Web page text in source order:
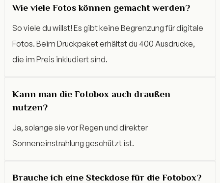
Wie viele Fotos können gemacht werden?
So viele du willst! Es gibt keine Begrenzung für digitale
Fotos. Beim Druckpaket erhältst du 400 Ausdrucke,
die im Preis inkludiert sind.
Kann man die Fotobox auch draußen
nutzen?
Ja, solange sie vor Regen und direkter
Sonneneinstrahlung geschützt ist.
Brauche ich eine Steckdose für die Fotobox?